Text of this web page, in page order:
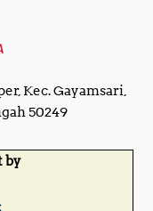
Kec. Gayamsari,
50249
by